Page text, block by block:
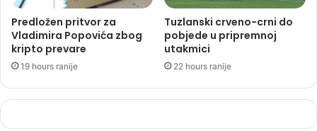
Predložen pritvor za
Vladimira Popovića zbog
kripto prevare
19 hours ranije
Tuzlanski crveno-crni do
pobjede u pripremnoj
utakmici
22 hours ranije